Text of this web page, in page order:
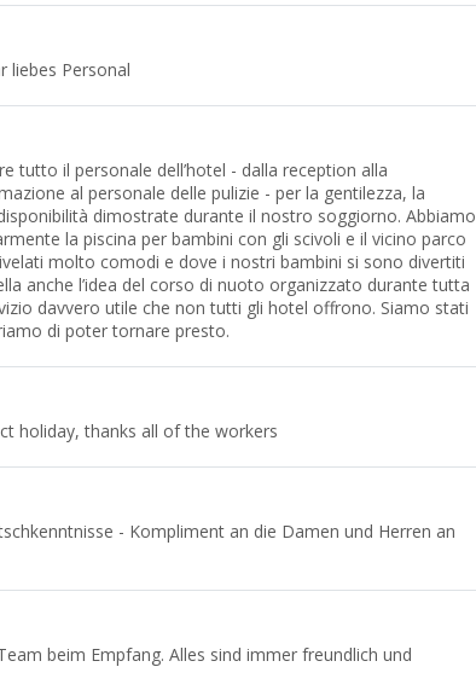
liebes Personal
tutto il personale dell’hotel - dalla reception alla
al personale delle pulizie - per la gentilezza, la
dimostrate durante il nostro soggiorno. Abbiamo
la piscina per bambini con gli scivoli e il vicino parco
molto comodi e dove i nostri bambini si sono divertiti
anche l’idea del corso di nuoto organizzato durante tutta
davvero utile che non tutti gli hotel offrono. Siamo stati
di poter tornare presto.
holiday, thanks all of the workers
- Kompliment an die Damen und Herren an
beim Empfang. Alles sind immer freundlich und